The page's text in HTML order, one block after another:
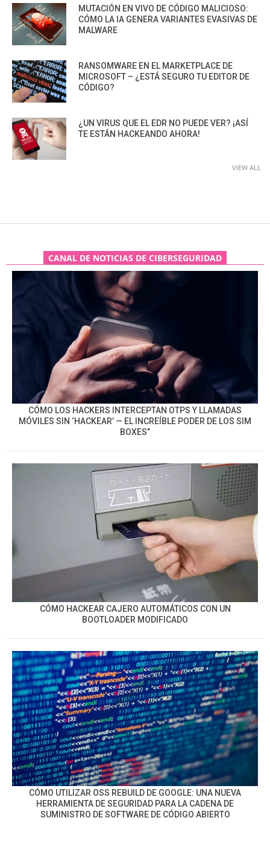
MUTACIÓN EN VIVO DE CÓDIGO MALICIOSO:
CÓMO LA IA GENERA VARIANTES EVASIVAS DE
MALWARE
RANSOMWARE EN EL MARKETPLACE DE
MICROSOFT – ¿ESTÁ SEGURO TU EDITOR DE
CÓDIGO?
¿UN VIRUS QUE EL EDR NO PUEDE VER? ¡ASÍ
TE ESTÁN HACKEANDO AHORA!
VIEW ALL
CANAL DE NOTICIAS DE CIBERSEGURIDAD
CÓMO LOS HACKERS INTERCEPTAN OTPS Y LLAMADAS
MÓVILES SIN ‘HACKEAR’ — EL INCREÍBLE PODER DE LOS SIM
BOXES”
CÓMO HACKEAR CAJERO AUTOMÁTICOS CON UN
BOOTLOADER MODIFICADO
CÓMO UTILIZAR OSS REBUILD DE GOOGLE: UNA NUEVA
HERRAMIENTA DE SEGURIDAD PARA LA CADENA DE
SUMINISTRO DE SOFTWARE DE CÓDIGO ABIERTO